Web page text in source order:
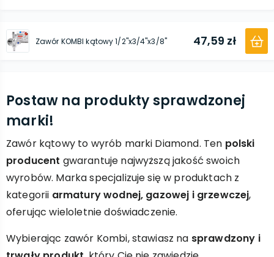
Zawór KOMBI kątowy 1/2"x3/4"x3/8" 47,59 zł
Postaw na produkty sprawdzonej
marki!
Zawór kątowy to wyrób marki Diamond. Ten polski
producent gwarantuje najwyższą jakość swoich
wyrobów. Marka specjalizuje się w produktach z
kategorii armatury wodnej, gazowej i grzewczej,
oferując wieloletnie doświadczenie.
Wybierając zawór Kombi, stawiasz na sprawdzony i